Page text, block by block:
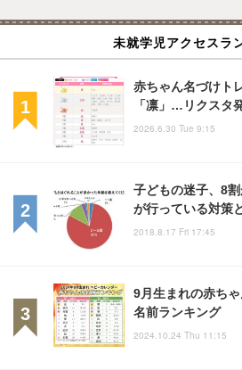
未就学児アクセスラ
赤ちゃん名づけト
「凛」…リクスタ
2026.6.30 Tue 9:15
子どもの迷子、8
が行っている対策
2018.8.17 Fri 17:45
9月生まれの赤ち
名前ランキング
2024.10.24 Thu 11:15